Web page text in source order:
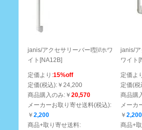
janis/アクセサリーバーI型//ホワ
イト[NA12B]
定価より:15%off
定価(税込):￥24,200
商品購入のみ:￥ 20,570
メーカーお取り寄せ送料(税込):
￥ 2,200
商品+取り寄せ送料:
janis/
ワイト
定価よ
定価(
商品購
メーカ
￥ 2,200
商品+